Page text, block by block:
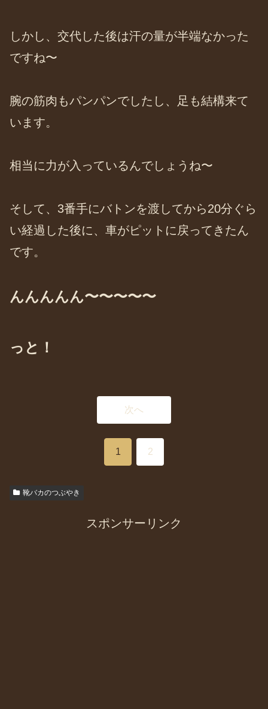
しかし、交代した後は汗の量が半端なかった
ですね〜
腕の筋肉もパンパンでしたし、足も結構来て
います。
相当に力が入っているんでしょうね〜
そして、3番手にバトンを渡してから20分ぐら
い経過した後に、車がピットに戻ってきたん
です。
んんんんん〜〜〜〜〜
っと！
次へ
1 2
靴バカのつぶやき
スポンサーリンク